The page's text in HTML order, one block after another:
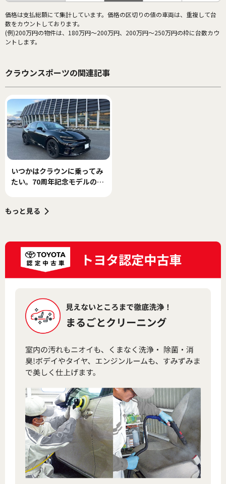
価格は支払総額にて集計しています。価格の区切りの値の車両は、重複して台
数をカウントしております。
(例)200万円の物件は、180万円～200万円、200万円～250万円の枠に台数カウ
ントします。
クラウンスポーツの関連記事
いつかはクラウンに乗ってみ
たい。70周年記念モデルのハ
もっと見る